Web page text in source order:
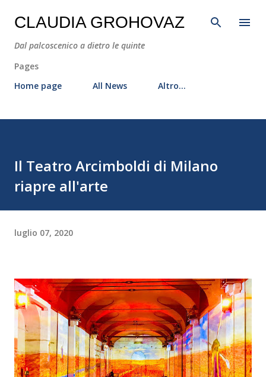
Passa ai contenuti principali
CLAUDIA GROHOVAZ
Dal palcoscenico a dietro le quinte
Pages
Home page
All News Altro…
Il Teatro Arcimboldi di Milano
riapre all'arte
luglio 07, 2020